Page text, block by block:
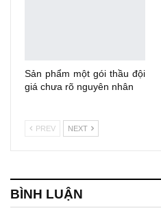
Sản phẩm một gói thầu đội
giá chưa rõ nguyên nhân
PREV NEXT
BÌNH LUẬN